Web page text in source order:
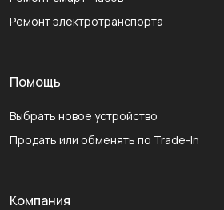
Ремонт электротранспорта
Помощь
Выбрать новое устройство
Продать или обменять по Trade-In
Компания